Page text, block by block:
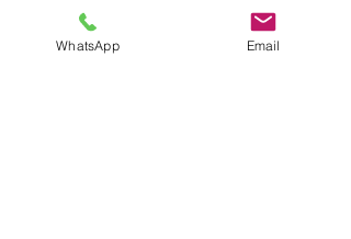
WhatsApp Email